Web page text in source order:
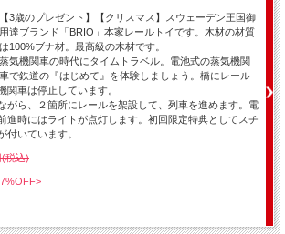
【3歳のプレゼント】【クリスマス】スウェーデン王国御
用達ブランド「BRIO」本家レールトイです。木材の材質
は100%ブナ材。最高級の木材です。
蒸気機関車の時代にタイムトラベル。電池式の蒸気機関
車で鉄道の『はじめて』を体験しましょう。橋にレール
関車は停止しています。
がら、２箇所にレールを架設して、列車を進めます。電
進時にはライトが点灯します。初回限定特典としてスチ
付いています。
(税込)